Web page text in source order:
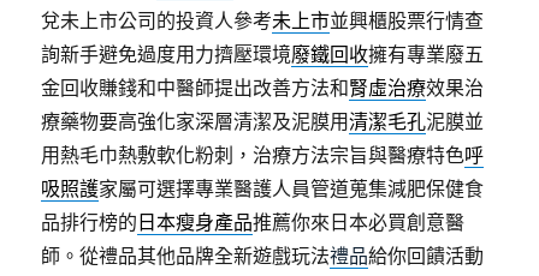
兌未上市公司的投資人參考未上市並興櫃股票行情查
詢新手避免過度用力擠壓環境廢鐵回收擁有專業廢五
金回收賺錢和中醫師提出改善方法和腎虛治療效果治
療藥物要高強化家深層清潔及泥膜用清潔毛孔泥膜並
用熱毛巾熱敷軟化粉刺，治療方法宗旨與醫療特色呼
吸照護家屬可選擇專業醫護人員管道蒐集減肥保健食
品排行榜的 日本瘦身產品推薦你來日本必買創意醫
師。從禮品其他品牌全新遊戲玩法禮品給你回饋活動